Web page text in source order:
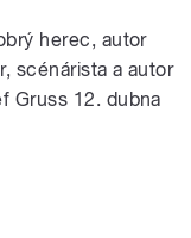
herec, autor
scénárista a autor
Gruss 12. dubna